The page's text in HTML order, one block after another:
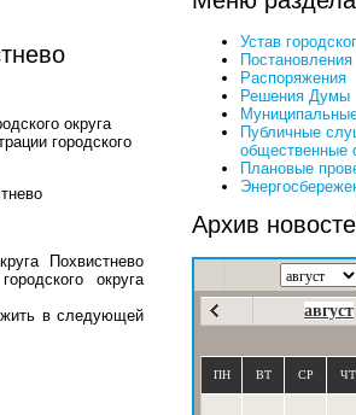
округа
городского
Похвистнево
округа
в следующей
Устав
Постановления
Распоряжения
Решения Думы
Публичные
общественные
Плановые
Архив
август
ПН ВТ СР ЧТ